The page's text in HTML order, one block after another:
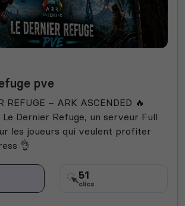
pve
REFUGE – ARK ASCENDED 🔥
Dernier Refuge, un serveur Full
les joueurs qui veulent profiter
👌
51
clics